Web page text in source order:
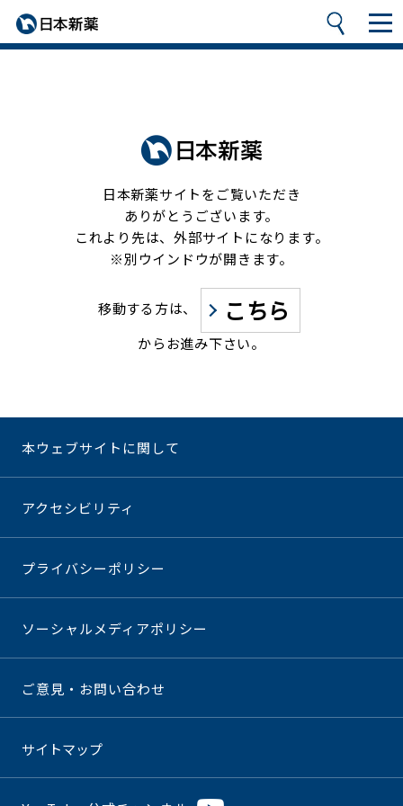
日本新薬サイトをご覧いただき
ありがとうございます。
これより先は、外部サイトになります。
※別ウインドウが開きます。
移動する方は、 こちら
からお進み下さい。
本ウェブサイトに関して
アクセシビリティ
プライバシーポリシー
ソーシャルメディアポリシー
ご意見・お問い合わせ
サイトマップ